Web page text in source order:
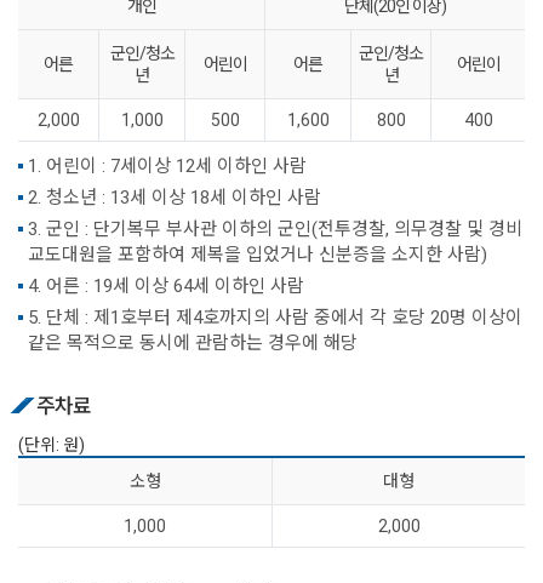
개인
단체(20인 이상)
어른
군인/청소
년
어린이 어른
군인/청소
년
어린이
2,000 1,000 500 1,600 800 400
1. 어린이 : 7세이상 12세 이하인 사람
2. 청소년 : 13세 이상 18세 이하인 사람
3. 군인 : 단기복무 부사관 이하의 군인(전투경찰, 의무경찰 및 경비
교도대원을 포함하여 제복을 입었거나 신분증을 소지한 사람)
4. 어른 : 19세 이상 64세 이하인 사람
5. 단체 : 제1호부터 제4호까지의 사람 중에서 각 호당 20명 이상이
같은 목적으로 동시에 관람하는 경우에 해당
주차료
(단위: 원)
소 형
대 형
1,000 2,000